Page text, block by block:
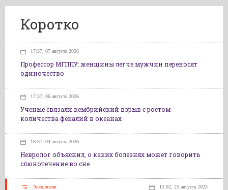
Коротко
17:37, 07 августа 2026
Профессор МГППУ: женщины легче мужчин переносят
одиночество
17:37, 06 августа 2026
Ученые связали кембрийский взрыв с ростом
количества фекалий в океанах
16:37, 04 августа 2026
Невролог объяснил, о каких болезнях может говорить
слюнотечение во сне
Эксклюзив 15:02, 25 августа 2023